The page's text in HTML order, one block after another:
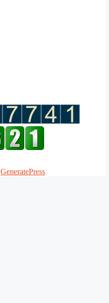
GeneratePress